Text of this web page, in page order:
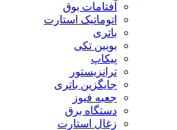
آفتامات بوق
اتوماتیک استارت
باتری
بوبین تکی
پیکاپ
ترانزیستور
جایگزین باتری
جعبه فیوز
دستگاه برق
زغال استارت